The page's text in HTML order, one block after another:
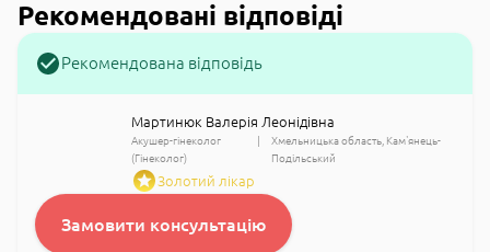
Рекомендовані відповіді
Рекомендована відповідь
Мартинюк Валерія Леонідівна
Акушер-гінеколог
(Гінеколог)
Хмельницька область Кам'янець-
Подільський
Золотий лікар
Замовити консультацію